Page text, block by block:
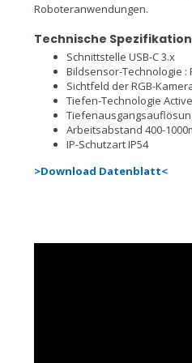
Roboteranwendungen.
Technische
Schnittstelle USB-C 3.x
Bildsensor-Technologie :
Sichtfeld der RGB-
Tiefen-Technologie
Arbeitsabstand 400-
IP-Schutzart IP54
>Download Datenblatt<